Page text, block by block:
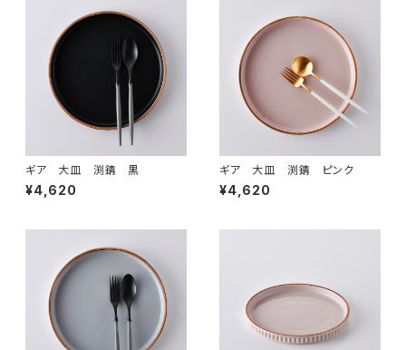
ギア 大皿 渕錆 黒
¥4,620
ギア 大皿 渕錆 ピンク
¥4,620